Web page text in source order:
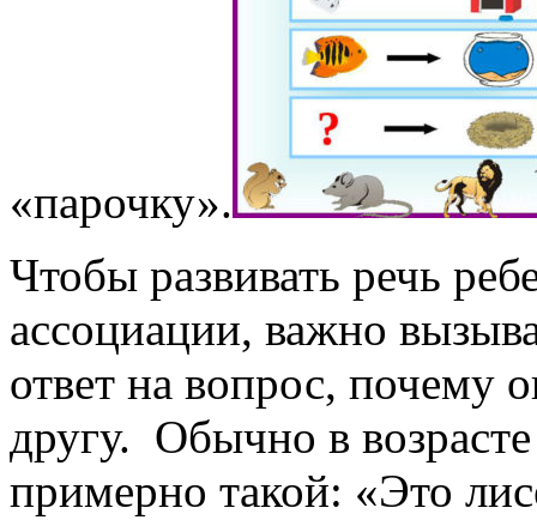
«парочку».
Чтобы развивать речь
ассоциации, важно
ответ на вопрос, почему
другу. Обычно в возрасте
примерно такой: «Это